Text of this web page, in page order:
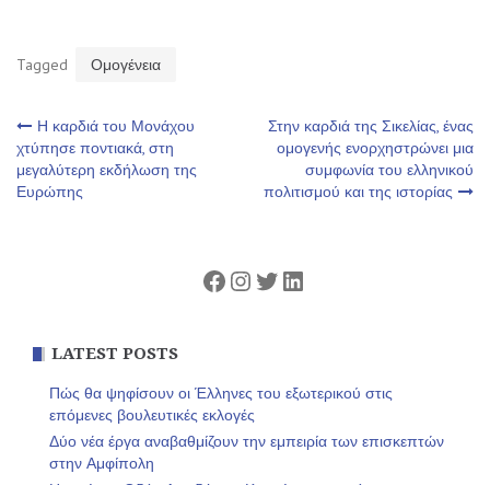
Tagged Ομογένεια
Πλοήγηση
άρθρων
Η καρδιά του Μονάχου
χτύπησε ποντιακά, στη
μεγαλύτερη εκδήλωση της
Ευρώπης
Στην καρδιά της Σικελίας, ένας
ομογενής ενορχηστρώνει μια
συμφωνία του ελληνικού
πολιτισμού και της ιστορίας
Facebook
Instagram
Twitter
Linkedin
LATEST POSTS
Πώς θα ψηφίσουν οι Έλληνες του εξωτερικού στις
επόμενες βουλευτικές εκλογές
Δύο νέα έργα αναβαθμίζουν την εμπειρία των επισκεπτών
στην Αμφίπολη